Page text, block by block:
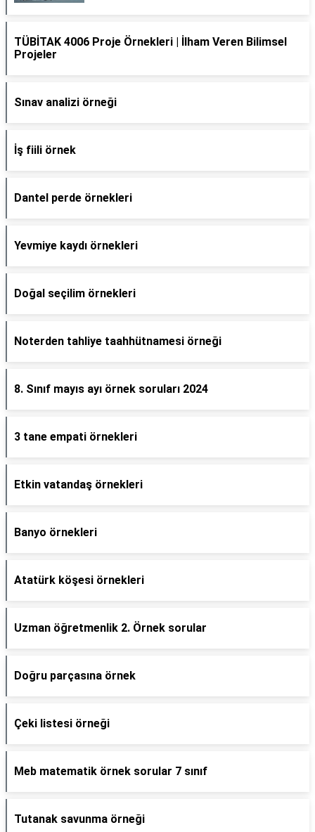
TÜBİTAK 4006 Proje Örnekleri | İlham Veren Bilimsel
Projeler
Sınav analizi örneği
İş fiili örnek
Dantel perde örnekleri
Yevmiye kaydı örnekleri
Doğal seçilim örnekleri
Noterden tahliye taahhütnamesi örneği
8. Sınıf mayıs ayı örnek soruları 2024
3 tane empati örnekleri
Etkin vatandaş örnekleri
Banyo örnekleri
Atatürk köşesi örnekleri
Uzman öğretmenlik 2. Örnek sorular
Doğru parçasına örnek
Çeki listesi örneği
Meb matematik örnek sorular 7 sınıf
Tutanak savunma örneği